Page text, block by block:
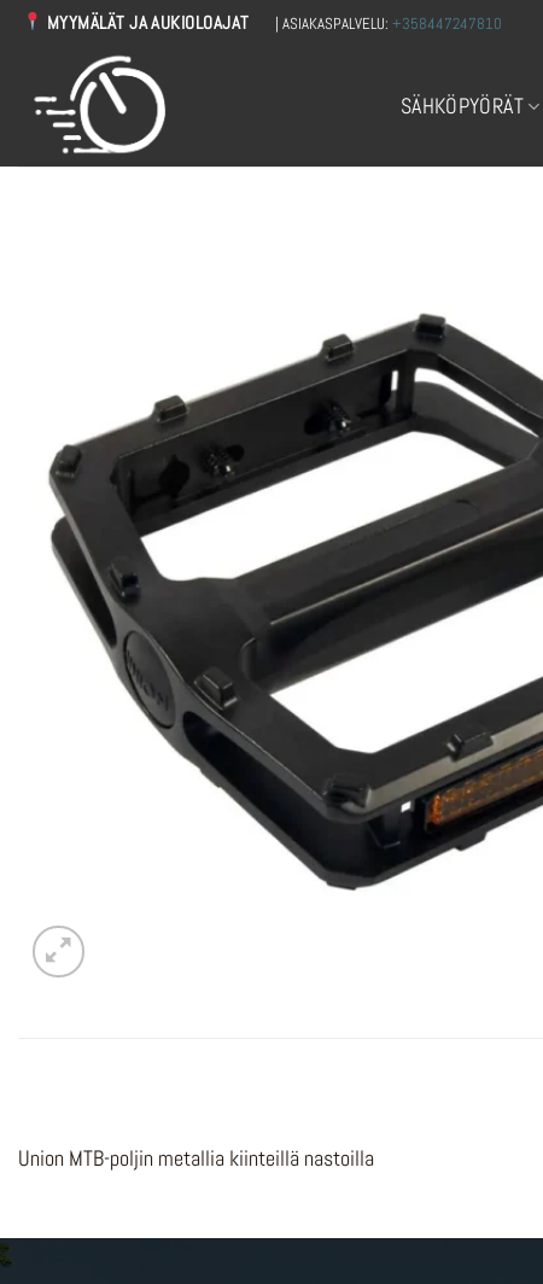
Skip
MYYMÄLÄT JA AUKIOLOAJAT | ASIAKASPALVELU:+358447247810
SÄHKÖPYÖRÄT
Union MTB-poljin metallia kiinteillä nastoilla